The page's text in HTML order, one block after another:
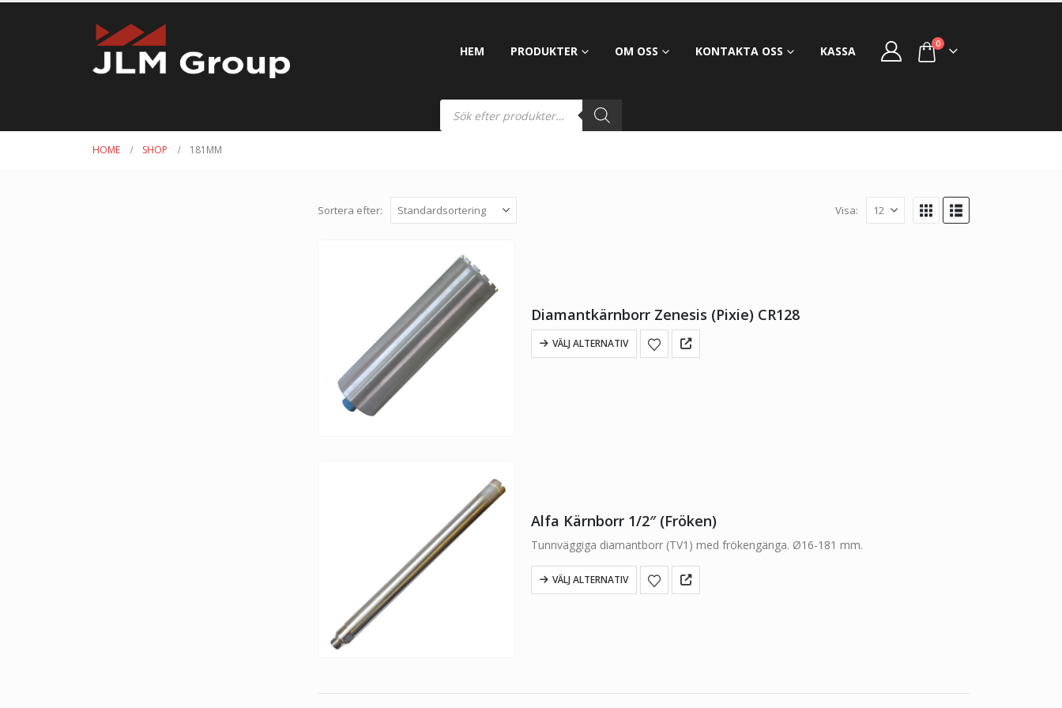
HEM PRODUKTER OM OSS KONTAKTA OSS KASSA 0
HOME SHOP 181MM
Sortera efter: Visa:
Diamantkärnborr Zenesis (Pixie) CR128
VÄLJ ALTERNATIV
Alfa Kärnborr 1/2″ (Fröken)
Tunnväggiga diamantborr (TV1) med frökengänga. Ø16-181 mm.
VÄLJ ALTERNATIV